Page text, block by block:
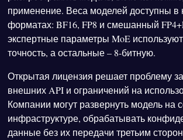
применение. Веса моделей доступны в
форматах: BF16, FP8 и смешанный
экспертные параметры MoE
точность, а остальные – 8-битную.
Открытая лицензия решает проблему
внешних API и ограничений на
Компании могут развернуть модель на
инфраструктуре, обрабатывать
данные без их передачи третьим